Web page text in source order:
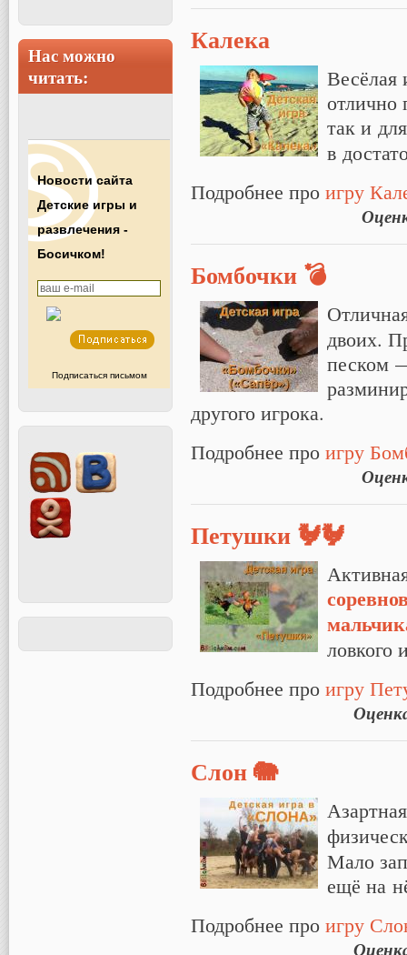
Калека
Весёлая
отлично
так и
в
Подробнее про игру
Бомбочки 💣
двоих.
песком
другого игрока.
Подробнее про игру
Петушки 🐓🐓
ловкого
Подробнее про игру
Слон 🐘
Мало
ещё на
Подробнее про игру
Нас можно
читать:
Новости сайта
Детские игры и
развлечения -
Босичком!
Подписаться письмом